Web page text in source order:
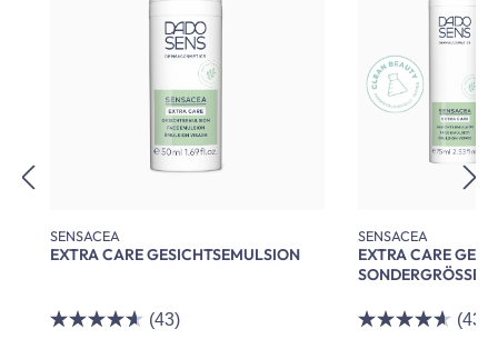
SENSACEA
EXTRA CARE GESICHTSEMULSION
(43)
SENSACEA
EXTRA CARE
SONDERGRÖSSE
(43)